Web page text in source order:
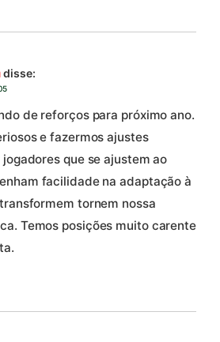
disse:
de reforços para próximo ano.
e fazermos ajustes
que se ajustem ao
facilidade na adaptação à
tornem nossa
Temos posições muito carente